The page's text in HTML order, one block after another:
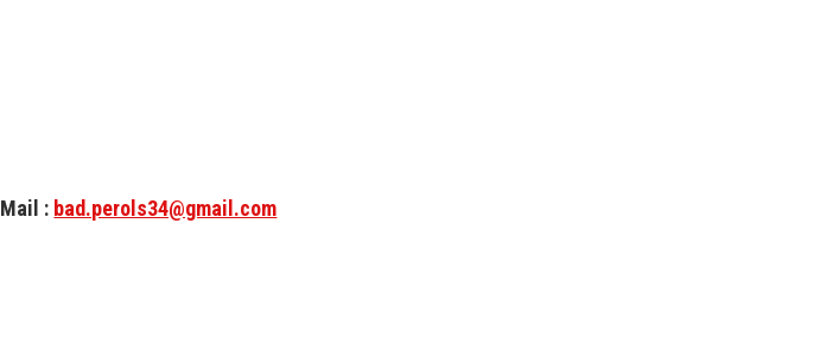
Mail : bad.perols34@gmail.com